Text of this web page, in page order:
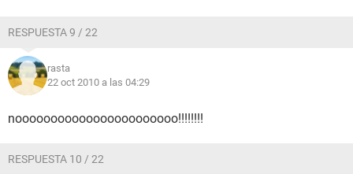
RESPUESTA 9 / 22
rasta
22 oct 2010 a las 04:29
nooooooooooooooooooooooo!!!!!!!!
RESPUESTA 10 / 22